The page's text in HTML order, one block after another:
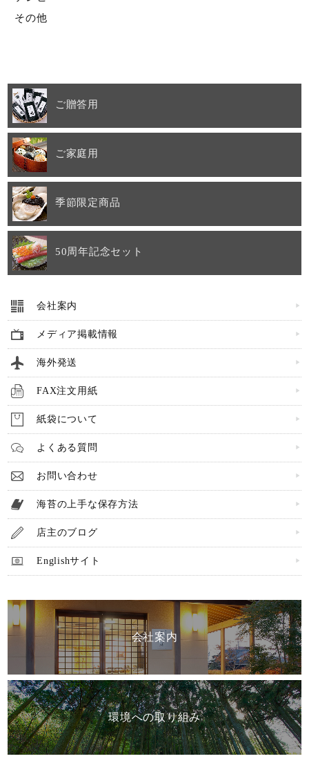
その他
ご贈答用
ご家庭用
季節限定商品
50周年記念セット
会社案内
メディア掲載情報
海外発送
FAX注文用紙
紙袋について
よくある質問
お問い合わせ
海苔の上手な保存方法
店主のブログ
Englishサイト
会社案内
環境への取り組み